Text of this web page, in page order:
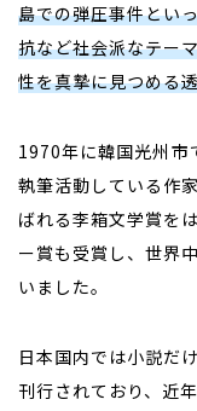
島での弾圧事件とい
抗など社会派なテー
性を真摯に見つめる
1970年に韓国光州市
執筆活動している作
ばれる李箱文学賞を
ー賞も受賞し、世界
いました。
日本国内では小説だ
刊行されており、近